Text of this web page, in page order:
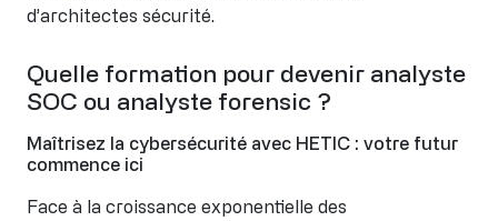
d’architectes sécurité.
Quelle formation pour devenir analyste
SOC ou analyste forensic ?
Maîtrisez la cybersécurité avec HETIC : votre futur
commence ici
Face à la croissance exponentielle des